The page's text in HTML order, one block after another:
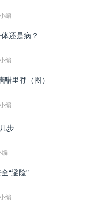
编
还是病？
编
里脊（图）
编
步
编
“避险”
编